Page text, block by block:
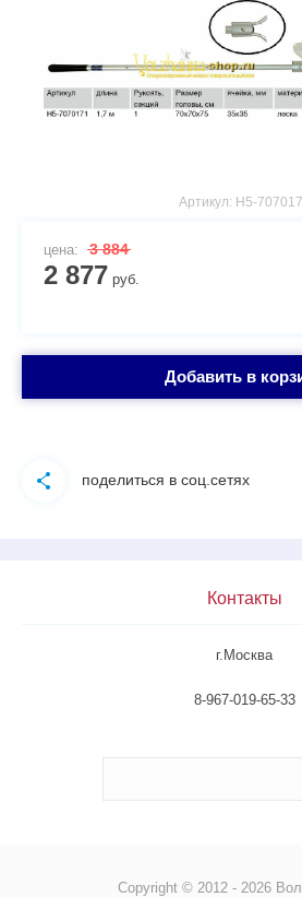
Артикул: H5-
цена: 3 884
2 877 руб.
Добавить в
поделиться в соц.сетях
Контакты
г.Москва
8-967-019-65-33
Copyright © 2012 - 2026